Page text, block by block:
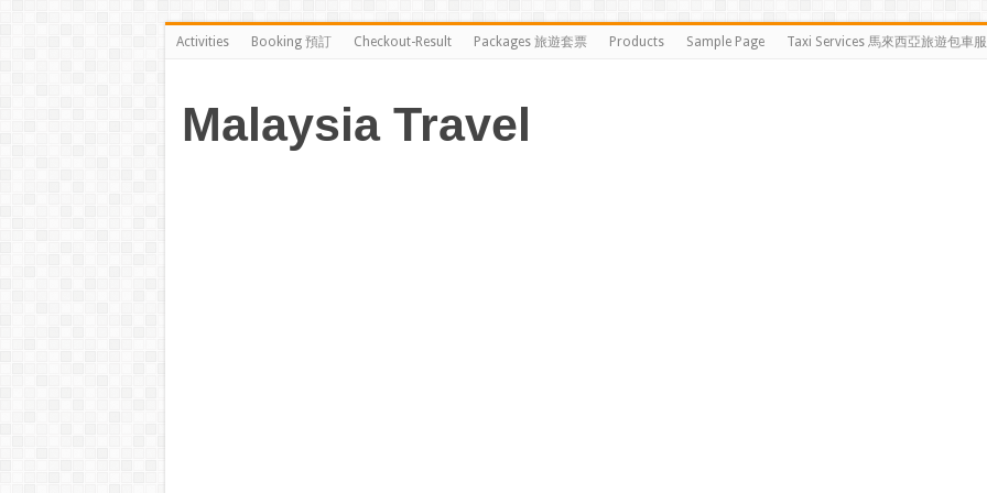
Activities Booking 預訂 Checkout-Result Packages 旅遊套票 Products Sample Page Taxi Services 馬來西亞旅遊包車
Malaysia Travel